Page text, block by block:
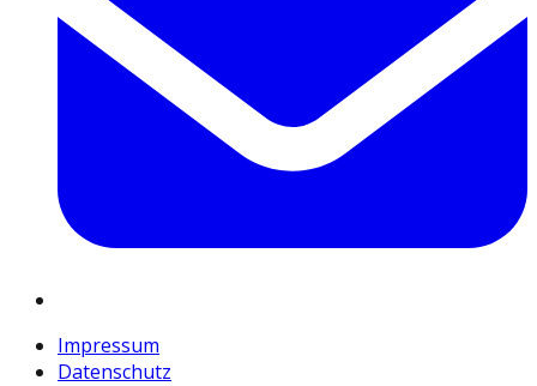
Impressum
Datenschutz